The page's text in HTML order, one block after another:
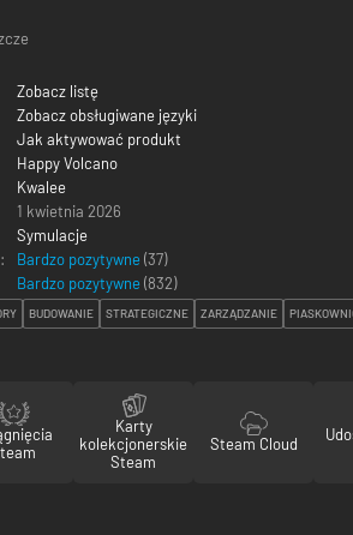
Zobacz listę
Zobacz obsługiwane języki
Jak aktywować produkt
Happy Volcano
Kwalee
1 kwietnia 2026
Symulacje
Bardzo pozytywne (37)
Bardzo pozytywne (832)
BUDOWANIE STRATEGICZNE ZARZĄDZANIE
Karty
kolekcjonerskie
Steam
Steam Cloud